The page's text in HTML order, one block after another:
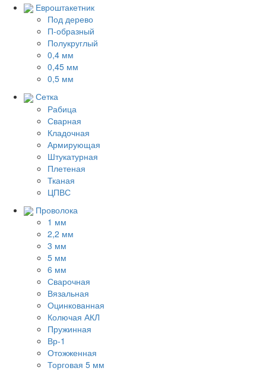
Евроштакетник
Под дерево
П-образный
Полукруглый
0,4 мм
0,45 мм
0,5 мм
Сетка
Рабица
Сварная
Кладочная
Армирующая
Штукатурная
Плетеная
Тканая
ЦПВС
Проволока
1 мм
2,2 мм
3 мм
5 мм
6 мм
Сварочная
Вязальная
Оцинкованная
Колючая АКЛ
Пружинная
Вр-1
Отожженная
Торговая 5 мм